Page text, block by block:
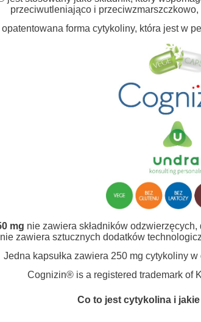
przeciwutleniająco i
forma cytykoliny, która jest w
mg nie zawiera składników
nie zawiera sztucznych dodatków
Jedna kapsułka zawiera 250 mg cytykoliny
Cognizin® is a registered trademark of
Co to jest cytykolina i jakie